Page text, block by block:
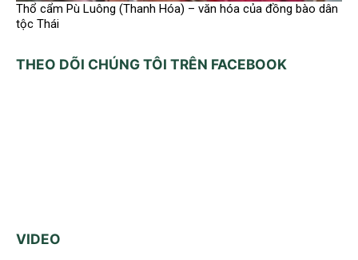
Thổ cẩm Pù Luông (Thanh Hóa) – văn hóa của đồng bào dân
tộc Thái
THEO DÕI CHÚNG TÔI TRÊN FACEBOOK
VIDEO